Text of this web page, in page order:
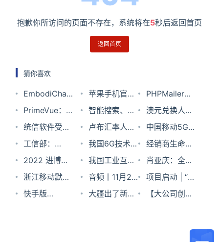
抱歉你所访问的页面不存在，系统将在5秒后返回首页
返回首页
猜你喜欢
EmbodiChain
– 跨维智能开
源的具身智能
学习平台
苹果手机官网
地址 Apple苹
果官网入口
PHPMailer免
费开源的PHP
邮件发送库
PrimeVue：
引领潮流 下一
代 Vue UI 组
件库
智能搜索、精
准定位，微软
全新升级
OneDrive 文
件搜索体验
澳元兑换人民
币汇率2024
年9月29日
统信软件受邀
出席2023云
栖大会，共促
中国操作系统
创新发展
卢布汇率人民
币2023年9月
8日
中国移动5G
无线主设备集
采：超77亿大
单落地，华为
一骑绝尘，爱
工信部：
2022年电信
业务收入达
1.58万亿元
我国6G技术
试验分三个阶
段推进
经销商生命周
期管理，
GrapeCity 三
个维度搞定！
2022 进博特
辑｜元宇宙：
从科幻走向现
我国工业互联
网平台普及率
已提升至
肖亚庆：全面
加强5G、数
据中心等新型
浙江移动默认
关闭接听国际
音频丨11月29
日科技新闻晚
项目启动 | “统
信UOS操作系
快手版
大疆出了新
【大公司创新